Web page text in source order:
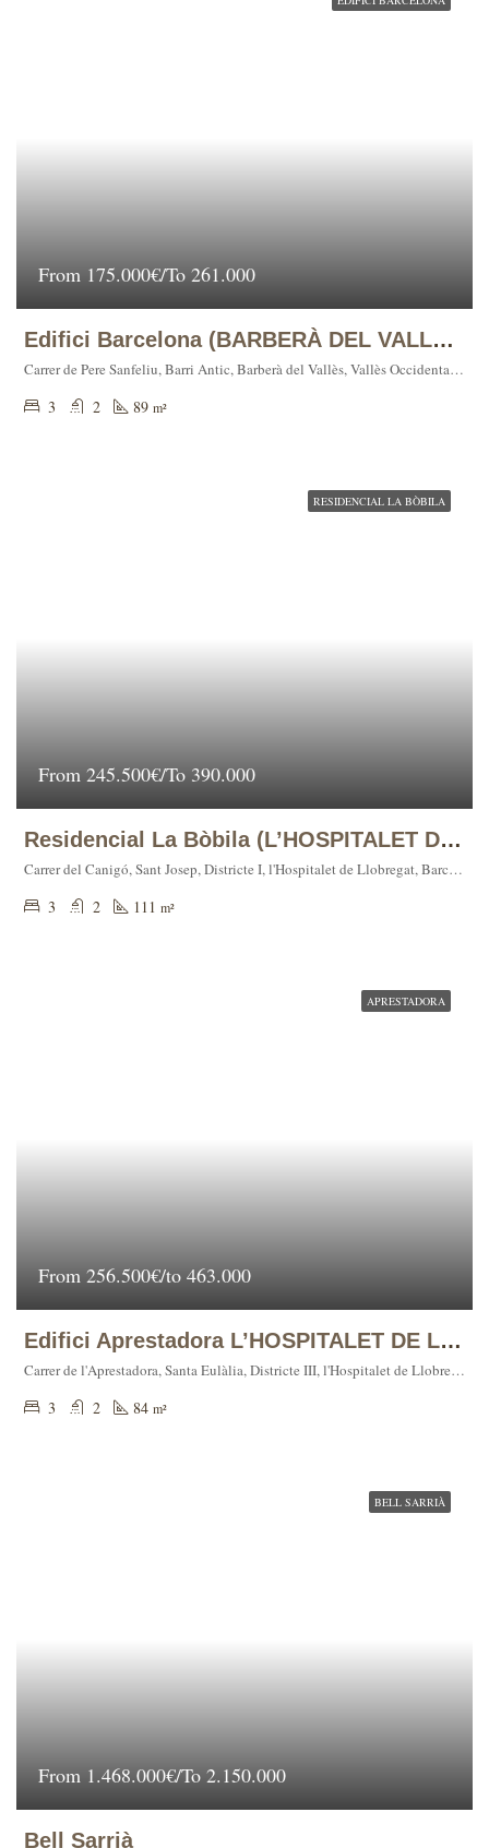
From 175.000€/To 261.000
Edifici Barcelona (BARBERÀ DEL VALLÈS)
Carrer de Pere Sanfeliu, Barri Antic, Barberà del Vallès, Vallès Occidental, Barcelona, Catalunya, 08210, España
3 2 89 m²
RESIDENCIAL LA BÒBILA
From 245.500€/To 390.000
Residencial La Bòbila (L’HOSPITALET DE LLOBREGAT)
Carrer del Canigó, Sant Josep, Districte I, l'Hospitalet de Llobregat, Barcelonès, Barcelona, Catalunya, 08991, España
3 2 111 m²
APRESTADORA
From 256.500€/to 463.000
Edifici Aprestadora L’HOSPITALET DE LLOBREGAT
Carrer de l'Aprestadora, Santa Eulàlia, Districte III, l'Hospitalet de Llobregat, Barcelonès, Barcelona, 08902, España
3 2 84 m²
BELL SARRIÀ
From 1.468.000€/To 2.150.000
Bell Sarrià